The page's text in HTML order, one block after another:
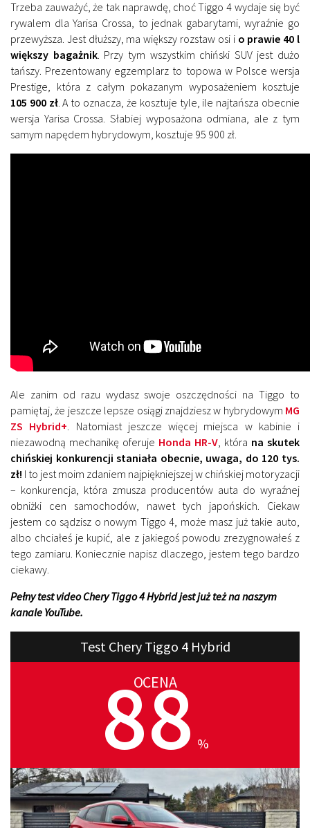
Trzeba zauważyć, że tak naprawdę, choć Tiggo 4 wydaje się być
rywalem dla Yarisa Crossa, to jednak gabarytami, wyraźnie go
przewyższa. Jest dłuższy, ma większy rozstaw osi i o prawie 40 l
większy bagażnik. Przy tym wszystkim chiński SUV jest dużo
tańszy. Prezentowany egzemplarz to topowa w Polsce wersja
Prestige, która z całym pokazanym wyposażeniem kosztuje
105 900 zł. A to oznacza, że kosztuje tyle, ile najtańsza obecnie
wersja Yarisa Crossa. Słabiej wyposażona odmiana, ale z tym
samym napędem hybrydowym, kosztuje 95 900 zł.
Ale zanim od razu wydasz swoje oszczędności na Tiggo to
pamiętaj, że jeszcze lepsze osiągi znajdziesz w hybrydowym MG
ZS Hybrid+ . Natomiast jeszcze więcej miejsca w kabinie i
niezawodną mechanikę oferuje Honda HR-V , która na skutek
chińskiej konkurencji staniała obecnie, uwaga, do 120 tys.
zł! I to jest moim zdaniem najpiękniejszej w chińskiej motoryzacji
– konkurencja, która zmusza producentów auta do wyraźnej
obniżki cen samochodów, nawet tych japońskich. Ciekaw
jestem co sądzisz o nowym Tiggo 4, może masz już takie auto,
albo chciałeś je kupić, ale z jakiegoś powodu zrezygnowałeś z
tego zamiaru. Koniecznie napisz dlaczego, jestem tego bardzo
ciekawy.
Pełny test video Chery Tiggo 4 Hybrid jest już też na naszym
kanale YouTube.
Test Chery Tiggo 4 Hybrid
OCENA
88 %